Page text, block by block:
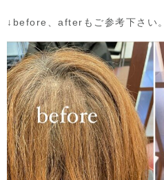
↓before、afterもご参考下さい。